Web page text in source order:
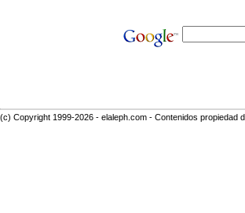
(c) Copyright 1999-2026 - elaleph.com - Contenidos propiedad